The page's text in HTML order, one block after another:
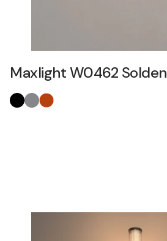
Maxlight W0462 Solden